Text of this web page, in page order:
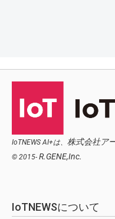
IoTNEWS AI+は、 株式会社ア
© 2015- R.GENE,Inc.
IoTNEWSについて